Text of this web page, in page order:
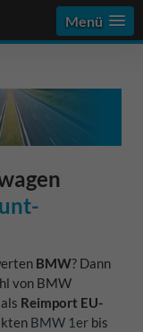
Menü
BMW? Dann
von BMW
Reimport EU-
BMW 1er bis